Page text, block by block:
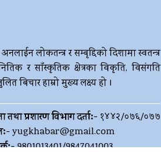
लोकतन्त्र र सम्बृद्दिको दिशामा स्वतन्त्र
र साँस्कृतिक क्षेत्रका विकृति, विसंगति
बिचार हाम्रो मुख्य लक्ष्य हो ।
तथा प्रशारण विभाग दर्ता:- १४४२/०७६/०७७
yugkhabar@gmail.com
9801013401/9847041003